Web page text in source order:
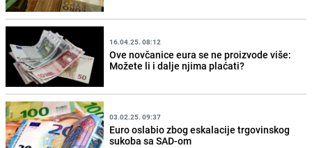
16.04.25. 08:12
Ove novčanice eura se ne proizvode više:
Možete li i dalje njima plaćati?
03.02.25. 09:37
Euro oslabio zbog eskalacije trgovinskog
sukoba sa SAD-om